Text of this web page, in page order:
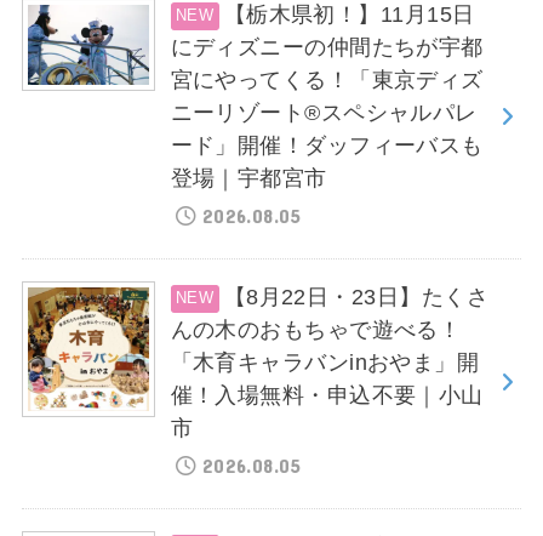
【栃木県初！】11月15日
にディズニーの仲間たちが宇都
宮にやってくる！「東京ディズ
ニーリゾート®スペシャルパレ
ード」開催！ダッフィーバスも
登場｜宇都宮市
2026.08.05
【8月22日・23日】たくさ
んの木のおもちゃで遊べる！
「木育キャラバンinおやま」開
催！入場無料・申込不要｜小山
市
2026.08.05